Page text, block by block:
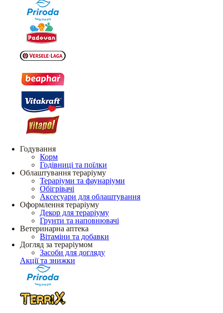
Годування
Корм
Годівниці та поїлки
Облаштування тераріуму
Тераріуми та фаунаріуми
Обігрівачі
Аксесуари для облаштування
Оформлення тераріуму
Декор для тераріуму
Грунти та наповнювачі
Ветеринарна аптека
Вітаміни та добавки
Догляд за тераріумом
Засоби для догляду
Акції та знижки